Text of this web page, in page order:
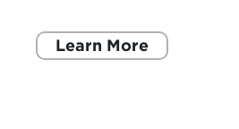
Learn More